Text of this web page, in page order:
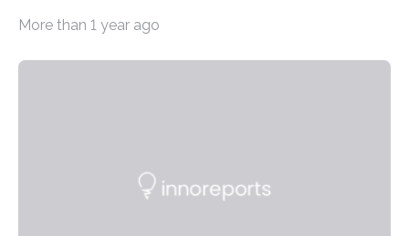
Leben gerufen, um die bemerkenswertesten
Foundation, des BIAL Award in Biomedicine ist in
More than 1 year ago